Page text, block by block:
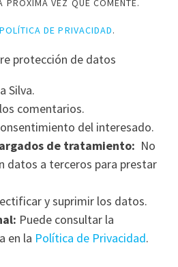
PRÓXIMA VEZ QUE COMENTE.
POLÍTICA DE PRIVACIDAD.
protección de datos
Silva.
comentarios.
del interesado.
de tratamiento: No
datos a terceros para prestar
y suprimir los datos.
Puede consultar la
en la Política de Privacidad.